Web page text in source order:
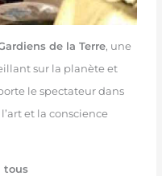
de la Terre, une
sur la planète et
le spectateur dans
et la conscience
tous